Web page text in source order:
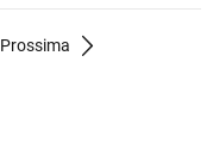
Prossima